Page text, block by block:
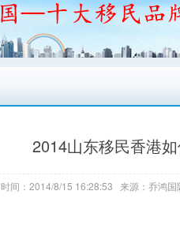
2014山东移民香港
间：2014/8/15 16:28:53 来源：乔鸿